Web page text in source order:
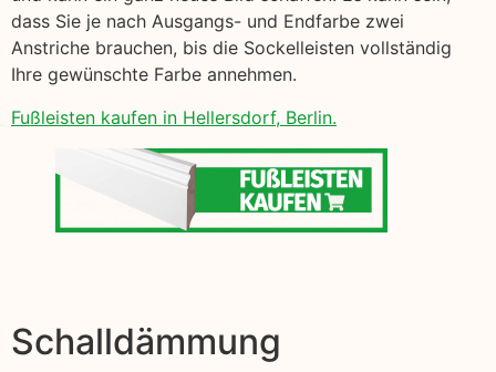
dass Sie je nach Ausgangs- und Endfarbe zwei
Anstriche brauchen, bis die Sockelleisten vollständig
Ihre gewünschte Farbe annehmen.
Fußleisten kaufen in Hellersdorf, Berlin.
Schalldämmung